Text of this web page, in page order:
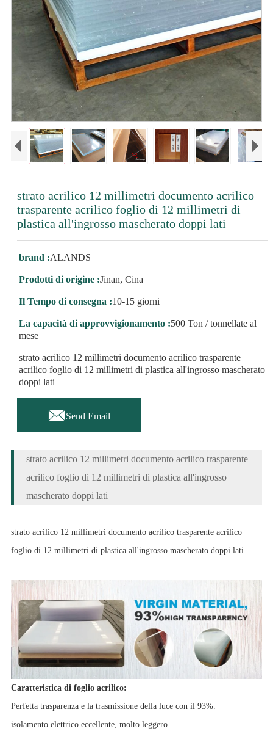
strato acrilico 12 millimetri documento acrilico
trasparente acrilico foglio di 12 millimetri di
plastica all'ingrosso mascherato doppi lati
brand :ALANDS
Prodotti di origine :Jinan, Cina
Il Tempo di consegna :10-15 giorni
La capacità di approvvigionamento :500 Ton / tonnellate al
mese
strato acrilico 12 millimetri documento acrilico trasparente
acrilico foglio di 12 millimetri di plastica all'ingrosso mascherato
doppi lati
Send Email
strato acrilico 12 millimetri documento acrilico trasparente
acrilico foglio di 12 millimetri di plastica all'ingrosso
mascherato doppi lati
strato acrilico 12 millimetri documento acrilico trasparente acrilico
foglio di 12 millimetri di plastica all'ingrosso mascherato doppi lati
Caratteristica di foglio acrilico:
Perfetta trasparenza e la trasmissione della luce con il 93%.
isolamento elettrico eccellente, molto leggero.